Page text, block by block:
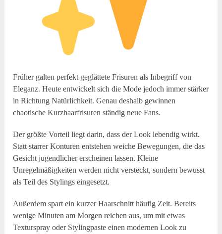
Früher galten perfekt geglättete Frisuren als Inbegriff von
Eleganz. Heute entwickelt sich die Mode jedoch immer stärker
in Richtung Natürlichkeit. Genau deshalb gewinnen
chaotische Kurzhaarfrisuren ständig neue Fans.
Der größte Vorteil liegt darin, dass der Look lebendig wirkt.
Statt starrer Konturen entstehen weiche Bewegungen, die das
Gesicht jugendlicher erscheinen lassen. Kleine
Unregelmäßigkeiten werden nicht versteckt, sondern bewusst
als Teil des Stylings eingesetzt.
Außerdem spart ein kurzer Haarschnitt häufig Zeit. Bereits
wenige Minuten am Morgen reichen aus, um mit etwas
Texturspray oder Stylingpaste einen modernen Look zu